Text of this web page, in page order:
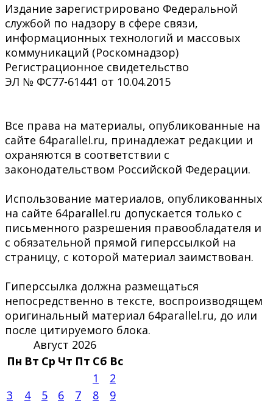
Издание зарегистрировано Федеральной
службой по надзору в сфере связи,
информационных технологий и массовых
коммуникаций (Роскомнадзор)
Регистрационное свидетельство
ЭЛ № ФС77-61441 от 10.04.2015
Все права на материалы, опубликованные на
сайте 64parallel.ru, принадлежат редакции и
охраняются в соответствии с
законодательством Российской Федерации.
Использование материалов, опубликованных
на сайте 64parallel.ru допускается только с
письменного разрешения правообладателя и
с обязательной прямой гиперссылкой на
страницу, с которой материал заимствован.
Гиперссылка должна размещаться
непосредственно в тексте, воспроизводящем
оригинальный материал 64parallel.ru, до или
после цитируемого блока.
Август 2026
Пн Вт Ср Чт Пт Сб Вс
1
2
3
4 5 6 7 8
9